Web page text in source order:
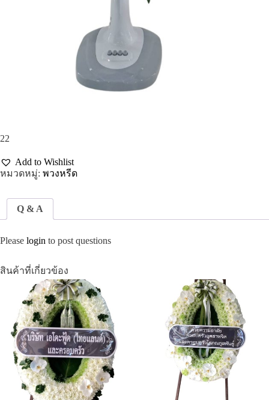
22
Add to Wishlist
หมวดหมู่: พวงหรีด
Q & A
Please login to post questions
สินค้าที่เกี่ยวข้อง